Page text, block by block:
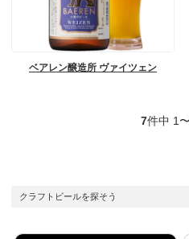
ベアレン醸造所 ヴァイツェン
7件中 1
クラフトビールを探そう